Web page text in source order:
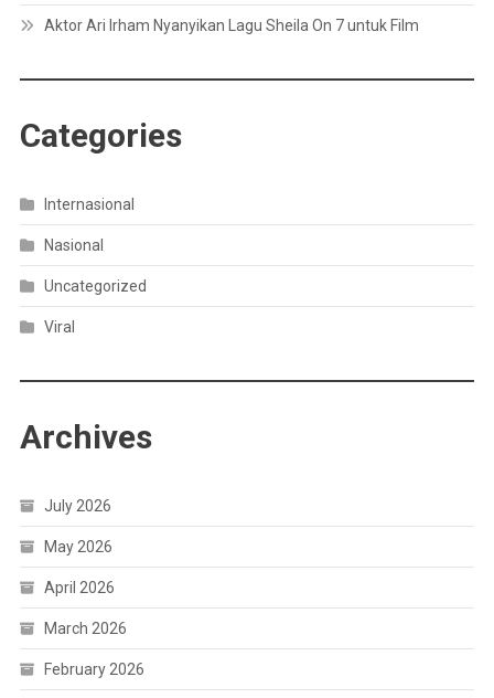
Aktor Ari Irham Nyanyikan Lagu Sheila On 7 untuk Film
Categories
Internasional
Nasional
Uncategorized
Viral
Archives
July 2026
May 2026
April 2026
March 2026
February 2026